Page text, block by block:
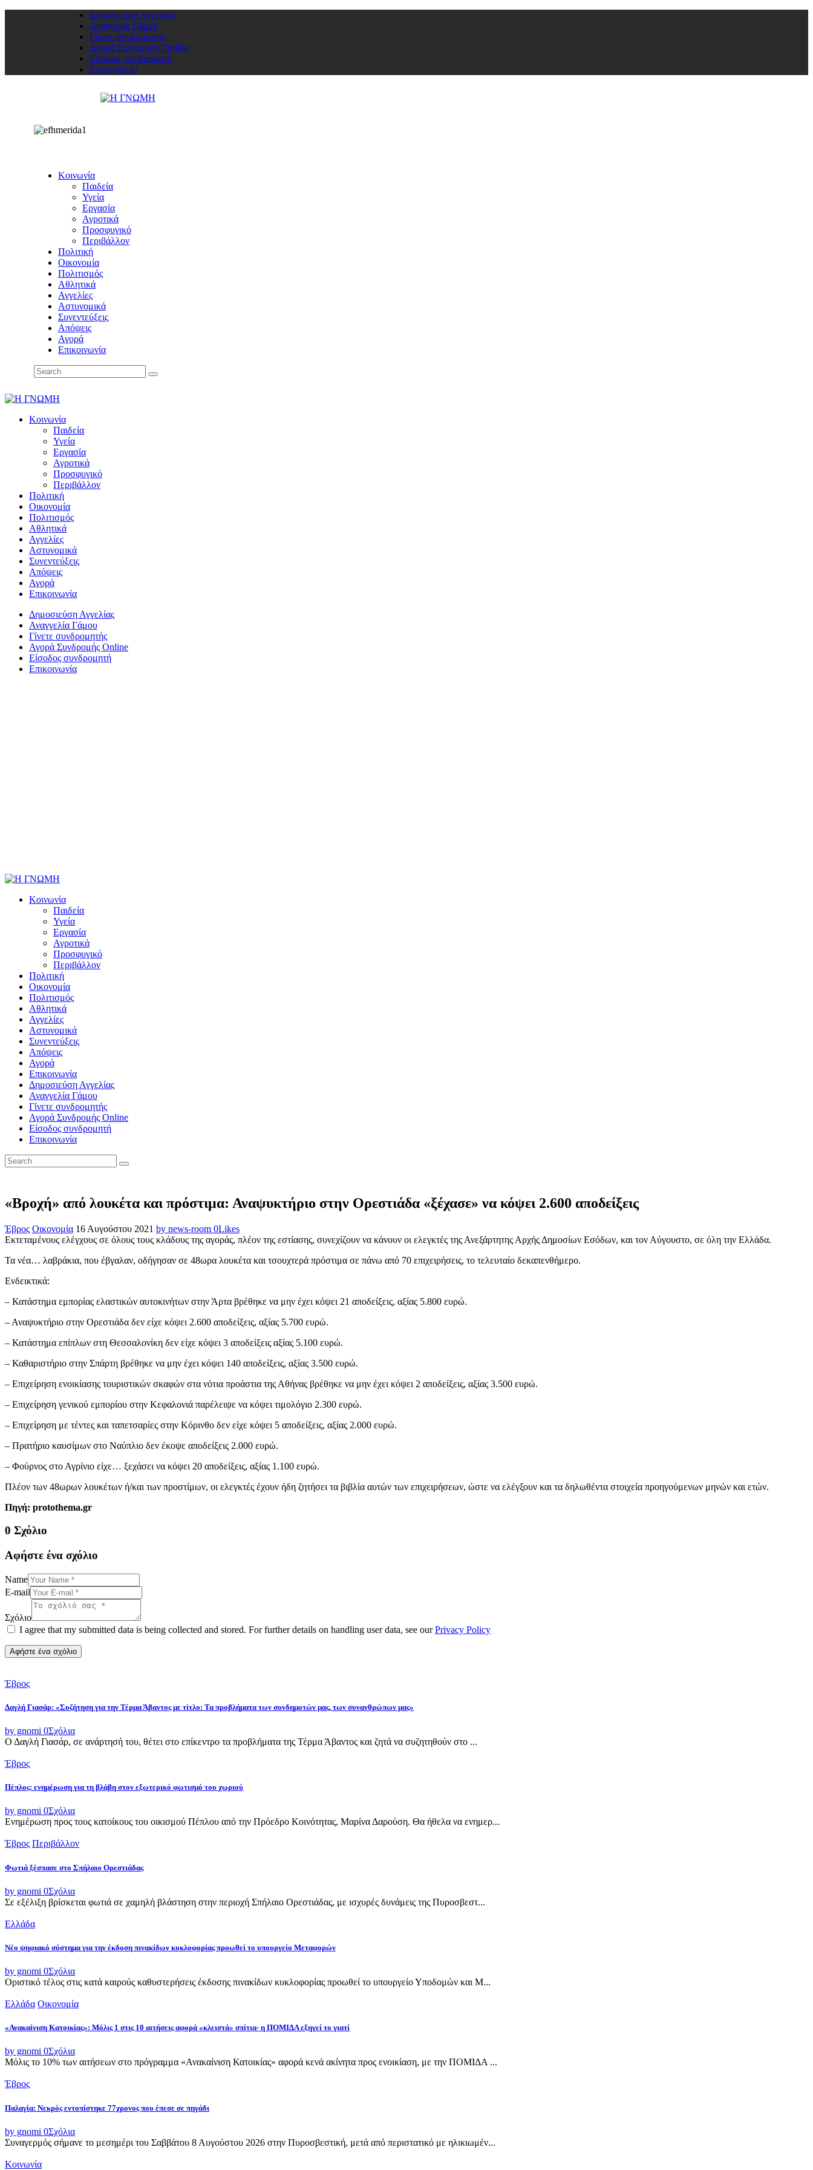
Δημοσιεύση Αγγελίας
Αναγγελία Γάμου
Γίνετε συνδρομητής
Αγορά Συνδρομής Online
Είσοδος συνδρομητή
Επικοινωνία
Κοινωνία
Παιδεία
Υγεία
Εργασία
Αγροτικά
Προσφυγικό
Περιβάλλον
Πολιτική
Οικονομία
Πολιτισμός
Αθλητικά
Αγγελίες
Αστυνομικά
Συνεντεύξεις
Απόψεις
Αγορά
Επικοινωνία
Κοινωνία
Παιδεία
Υγεία
Εργασία
Αγροτικά
Προσφυγικό
Περιβάλλον
Πολιτική
Οικονομία
Πολιτισμός
Αθλητικά
Αγγελίες
Αστυνομικά
Συνεντεύξεις
Απόψεις
Αγορά
Επικοινωνία
Δημοσιεύση Αγγελίας
Αναγγελία Γάμου
Γίνετε συνδρομητής
Αγορά Συνδρομής Online
Είσοδος συνδρομητή
Επικοινωνία
Κοινωνία
Παιδεία
Υγεία
Εργασία
Αγροτικά
Προσφυγικό
Περιβάλλον
Πολιτική
Οικονομία
Πολιτισμός
Αθλητικά
Αγγελίες
Αστυνομικά
Συνεντεύξεις
Απόψεις
Αγορά
Επικοινωνία
Δημοσιεύση Αγγελίας
Αναγγελία Γάμου
Γίνετε συνδρομητής
Αγορά Συνδρομής Online
Είσοδος συνδρομητή
Επικοινωνία
«Βροχή» από λουκέτα και πρόστιμα: Αναψυκτήριο στην Ορεστιάδα «ξέχασε» να κόψει 2.600 αποδείξεις
Έβρος Οικονομία 16 Αυγούστου 2021 by news-room 0Likes
Εκτεταμένους ελέγχους σε όλους τους κλάδους της αγοράς, πλέον της εστίασης, συνεχίζουν να κάνουν οι ελεγκτές της Ανεξάρτητης Αρχής Δημοσίων Εσόδων, και τον Αύγουστο, σε όλη την Ελλάδα.
Τα νέα… λαβράκια, που έβγαλαν, οδήγησαν σε 48ωρα λουκέτα και τσουχτερά πρόστιμα σε πάνω από 70 επιχειρήσεις, το τελευταίο δεκαπενθήμερο.
Ενδεικτικά:
– Κατάστημα εμπορίας ελαστικών αυτοκινήτων στην Άρτα βρέθηκε να μην έχει κόψει 21 αποδείξεις, αξίας 5.800 ευρώ.
– Αναψυκτήριο στην Ορεστιάδα δεν είχε κόψει 2.600 αποδείξεις, αξίας 5.700 ευρώ.
– Κατάστημα επίπλων στη Θεσσαλονίκη δεν είχε κόψει 3 αποδείξεις αξίας 5.100 ευρώ.
– Καθαριστήριο στην Σπάρτη βρέθηκε να μην έχει κόψει 140 αποδείξεις, αξίας 3.500 ευρώ.
– Επιχείρηση ενοικίασης τουριστικών σκαφών στα νότια προάστια της Αθήνας βρέθηκε να μην έχει κόψει 2 αποδείξεις, αξίας 3.500 ευρώ.
– Επιχείρηση γενικού εμπορίου στην Κεφαλονιά παρέλειψε να κόψει τιμολόγιο 2.300 ευρώ.
– Επιχείρηση με τέντες και ταπετσαρίες στην Κόρινθο δεν είχε κόψει 5 αποδείξεις, αξίας 2.000 ευρώ.
– Πρατήριο καυσίμων στο Ναύπλιο δεν έκοψε αποδείξεις 2.000 ευρώ.
– Φούρνος στο Αγρίνιο είχε… ξεχάσει να κόψει 20 αποδείξεις, αξίας 1.100 ευρώ.
Πλέον των 48ωρων λουκέτων ή/και των προστίμων, οι ελεγκτές έχουν ήδη ζητήσει τα βιβλία αυτών των επιχειρήσεων, ώστε να ελέγξουν και τα δηλωθέντα στοιχεία προηγούμενων μηνών και ετών.
Πηγή: protothema.gr
0 Σχόλιο
Αφήστε ένα σχόλιο
Name
E-mail
Σχόλιο
I agree that my submitted data is being collected and stored. For further details on handling user data, see ourPrivacy Policy
Έβρος
Δαγλή Γιασάρ: «Συζήτηση για την Τέρμα Άβαντος με τίτλο: Τα προβλήματα των συνδημοτών μας, των συνανθρώπων μας»
by gnomi 0Σχόλια
Ο Δαγλή Γιασάρ, σε ανάρτησή του, θέτει στο επίκεντρο τα προβλήματα της Τέρμα Άβαντος και ζητά να συζητηθούν στο ...
Έβρος
Πέπλος: ενημέρωση για τη βλάβη στον εξωτερικό φωτισμό του χωριού
by gnomi 0Σχόλια
Ενημέρωση προς τους κατοίκους του οικισμού Πέπλου από την Πρόεδρο Κοινότητας, Μαρίνα Δαρούση. Θα ήθελα να ενημερ...
Έβρος Περιβάλλον
Φωτιά ξέσπασε στο Σπήλαιο Ορεστιάδας
by gnomi 0Σχόλια
Σε εξέλιξη βρίσκεται φωτιά σε χαμηλή βλάστηση στην περιοχή Σπήλαιο Ορεστιάδας, με ισχυρές δυνάμεις της Πυροσβεστ...
Ελλάδα
Νέο ψηφιακό σύστημα για την έκδοση πινακίδων κυκλοφορίας προωθεί το υπουργείο Μεταφορών
by gnomi 0Σχόλια
Οριστικό τέλος στις κατά καιρούς καθυστερήσεις έκδοσης πινακίδων κυκλοφορίας προωθεί το υπουργείο Υποδομών και Μ...
Ελλάδα Οικονομία
«Ανακαίνιση Κατοικίας»: Μόλις 1 στις 10 αιτήσεις αφορά «κλειστά» σπίτια- η ΠΟΜΙΔΑ εξηγεί το γιατί
by gnomi 0Σχόλια
Μόλις το 10% των αιτήσεων στο πρόγραμμα «Ανακαίνιση Κατοικίας» αφορά κενά ακίνητα προς ενοικίαση, με την ΠΟΜΙΔΑ ...
Έβρος
Παλαγία: Νεκρός εντοπίστηκε 77χρονος που έπεσε σε πηγάδι
by gnomi 0Σχόλια
Συναγερμός σήμανε το μεσημέρι του Σαββάτου 8 Αυγούστου 2026 στην Πυροσβεστική, μετά από περιστατικό με ηλικιωμέν...
Κοινωνία